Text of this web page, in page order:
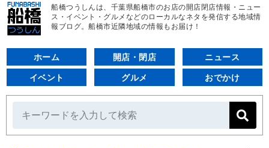
船橋つうしんは、千葉県船橋市のお店の開店閉店情報・ニュー
ス・イベント・グルメなどのローカルなネタを発信する地域情
報ブログ。船橋市近隣地域の情報もお届け！
ホーム 開店・閉店 ニュース
イベント グルメ おでかけ